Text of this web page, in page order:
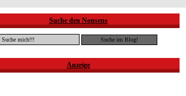
Suche den Nonsens
Anzeige